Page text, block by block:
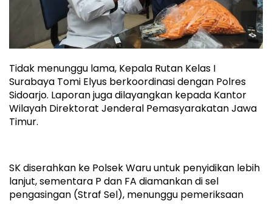
Tidak menunggu lama, Kepala Rutan Kelas I
Surabaya Tomi Elyus berkoordinasi dengan Polres
Sidoarjo. Laporan juga dilayangkan kepada Kantor
Wilayah Direktorat Jenderal Pemasyarakatan Jawa
Timur.
SK diserahkan ke Polsek Waru untuk penyidikan lebih
lanjut, sementara P dan FA diamankan di sel
pengasingan (Straf Sel), menunggu pemeriksaan